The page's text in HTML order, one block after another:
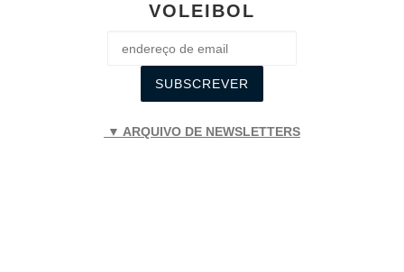
VOLEIBOL
▼ ARQUIVO DE NEWSLETTERS